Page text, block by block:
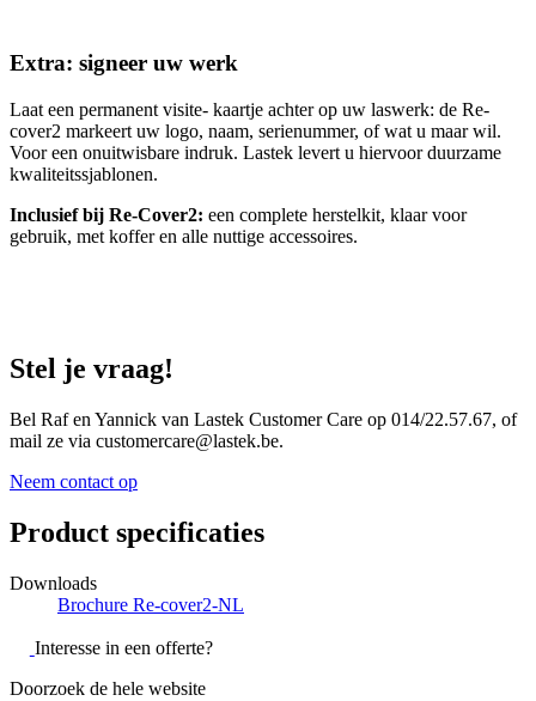
Extra: signeer uw werk
Laat een permanent visite- kaartje achter op uw laswerk: de Re-
cover2 markeert uw logo, naam, serienummer, of wat u maar wil.
Voor een onuitwisbare indruk. Lastek levert u hiervoor duurzame
kwaliteitssjablonen.
Inclusief bij Re-Cover2: een complete herstelkit, klaar voor
gebruik, met koffer en alle nuttige accessoires.
Stel je vraag!
Bel Raf en Yannick van Lastek Customer Care op 014/22.57.67, of
mail ze via customercare@lastek.be.
Neem contact op
Product specificaties
Downloads
Brochure Re-cover2-NL
Interesse in een offerte?
Doorzoek de hele website